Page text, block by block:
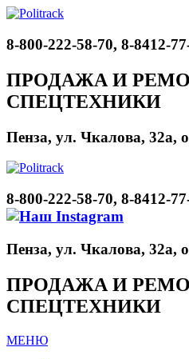
8-800-222-58-70, 8-8412-
ПРОДАЖА И
СПЕЦТЕХНИКИ
Пенза, ул. Чкалова, 32а,
8-800-222-58-70, 8-8412-
Пенза, ул. Чкалова, 32а,
ПРОДАЖА И
СПЕЦТЕХНИКИ
МЕНЮ